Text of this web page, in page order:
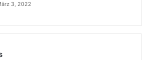
3, 2022